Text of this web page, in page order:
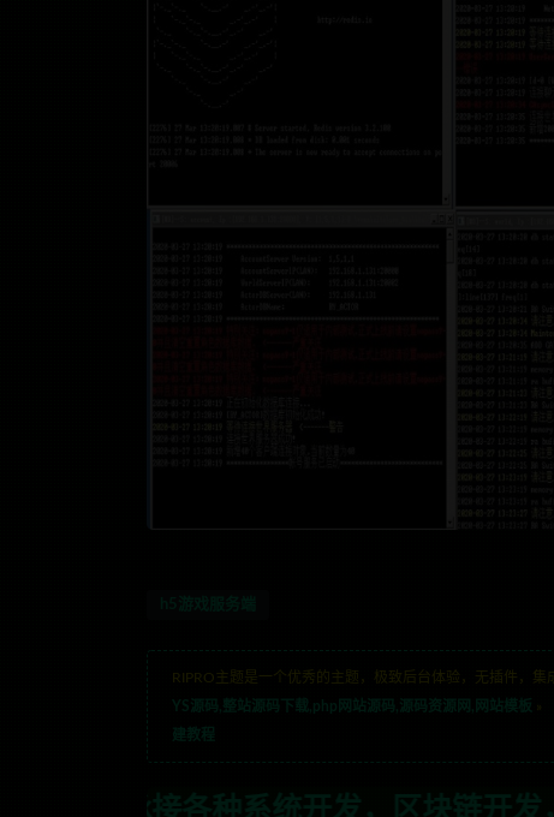
RIPRO主题是一个优秀的主题，极致后台体验，无插件，集
YS源码,整站源码下载,php网站源码,源码资源网,网站模板
建教程
开发，区块链开发，金融理财系统开